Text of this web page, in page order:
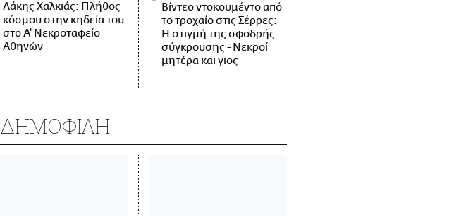
Λάκης Χαλκιάς: Πλήθος
κόσμου στην κηδεία του
στο Α' Νεκροταφείο
Αθηνών
Βίντεο ντοκουμέντο από
το τροχαίο στις Σέρρες:
Η στιγμή της σφοδρής
σύγκρουσης - Νεκροί
μητέρα και γιος
ΔΗΜΟΦΙΛΗ